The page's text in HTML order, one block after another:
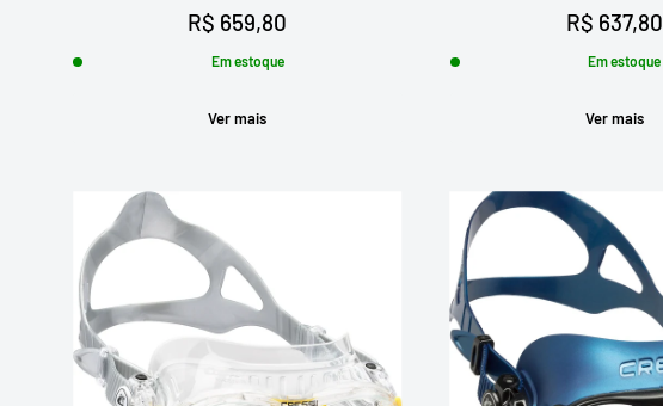
Preço
R$ 659,80
Em estoque
Ver mais
Preço
R$ 637,80
Em estoque
Ver mais